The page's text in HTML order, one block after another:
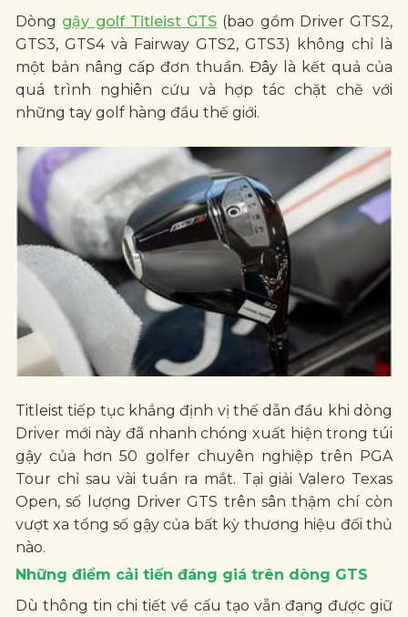
Dòng gậy golf Titleist GTS (bao gồm Driver GTS2,
GTS3, GTS4 và Fairway GTS2, GTS3) không chỉ là
một bản nâng cấp đơn thuần. Đây là kết quả của
quá trình nghiên cứu và hợp tác chặt chẽ với
những tay golf hàng đầu thế giới.
Titleist tiếp tục khẳng định vị thế dẫn đầu khi dòng
Driver mới này đã nhanh chóng xuất hiện trong túi
gậy của hơn 50 golfer chuyên nghiệp trên PGA
Tour chỉ sau vài tuần ra mắt. Tại giải Valero Texas
Open, số lượng Driver GTS trên sân thậm chí còn
vượt xa tổng số gậy của bất kỳ thương hiệu đối thủ
nào.
Những điểm cải tiến đáng giá trên dòng GTS
Dù thông tin chi tiết về cấu tạo vẫn đang được giữ